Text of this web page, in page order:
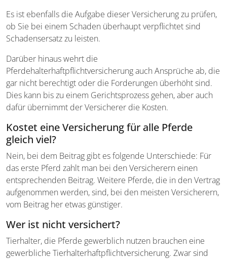
Es ist ebenfalls die Aufgabe dieser Versicherung zu prüfen,
ob Sie bei einem Schaden überhaupt verpflichtet sind
Schadensersatz zu leisten.
Darüber hinaus wehrt die
Pferdehalterhaftpflichtversicherung auch Ansprüche ab, die
gar nicht berechtigt oder die Forderungen überhöht sind.
Dies kann bis zu einem Gerichtsprozess gehen, aber auch
dafür übernimmt der Versicherer die Kosten.
Kostet eine Versicherung für alle Pferde
gleich viel?
Nein, bei dem Beitrag gibt es folgende Unterschiede: Für
das erste Pferd zahlt man bei den Versicherern einen
entsprechenden Beitrag. Weitere Pferde, die in den Vertrag
aufgenommen werden, sind, bei den meisten Versicherern,
vom Beitrag her etwas günstiger.
Wer ist nicht versichert?
Tierhalter, die Pferde gewerblich nutzen brauchen eine
gewerbliche Tierhalterhaftpflichtversicherung. Zwar sind